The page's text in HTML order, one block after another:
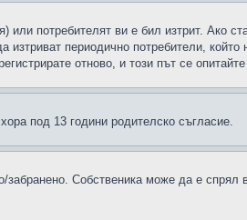
или потребителят ви е бил изтрит. Ако
периодично потребители, който
отново, и този път се
под 13 години родителско съгласие.
Собственика може да е спрял